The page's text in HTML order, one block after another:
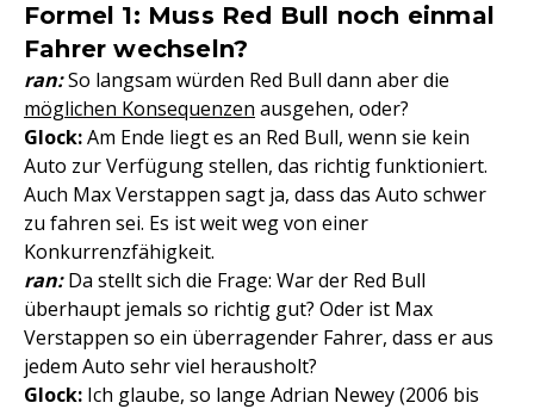
Formel 1: Muss Red Bull noch einmal
Fahrer wechseln?
ran:So langsam würden Red Bull dann aber die
möglichen Konsequenzen ausgehen, oder?
Glock:Am Ende liegt es an Red Bull, wenn sie kein
Auto zur Verfügung stellen, das richtig funktioniert.
Auch Max Verstappen sagt ja, dass das Auto schwer
zu fahren sei. Es ist weit weg von einer
Konkurrenzfähigkeit.
ran:Da stellt sich die Frage: War der Red Bull
überhaupt jemals so richtig gut? Oder ist Max
Verstappen so ein überragender Fahrer, dass er aus
jedem Auto sehr viel herausholt?
Glock: Ich glaube, so lange Adrian Newey (2006 bis